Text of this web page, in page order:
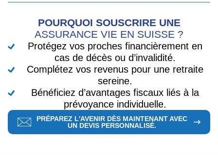
POURQUOI SOUSCRIRE UNE
ASSURANCE VIE EN SUISSE ?
Protégez vos proches financièrement en
cas de décès ou d’invalidité.
Complétez vos revenus pour une retraite
sereine.
Bénéficiez d’avantages fiscaux liés à la
prévoyance individuelle.
PRÉPAREZ L'AVENIR DÈS MAINTENANT AVEC
UN DEVIS PERSONNALISÉ.